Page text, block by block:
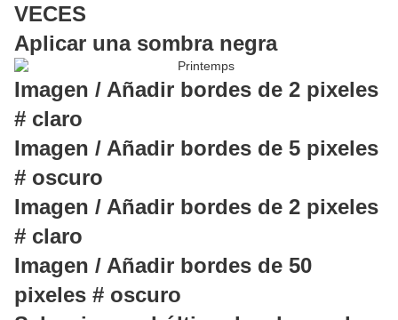
VECES
Aplicar una sombra negra
Imagen / Añadir bordes de 2 pixeles
# claro
Imagen / Añadir bordes de 5 pixeles
# oscuro
Imagen / Añadir bordes de 2 pixeles
# claro
Imagen / Añadir bordes de 50
pixeles # oscuro